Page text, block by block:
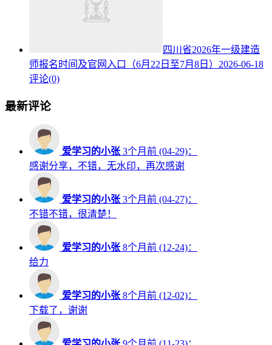
四川省2026年一级建造
师报名时间及官网入口（6月22日至7月8日） 2026-06-18
评论(0)
最新评论
爱学习的小张 3个月前 (04-29)：
感谢分享，不错，无水印，再次感谢
爱学习的小张 3个月前 (04-27)：
不错不错，很清楚！
爱学习的小张 8个月前 (12-24)：
给力
爱学习的小张 8个月前 (12-02)：
下载了，谢谢